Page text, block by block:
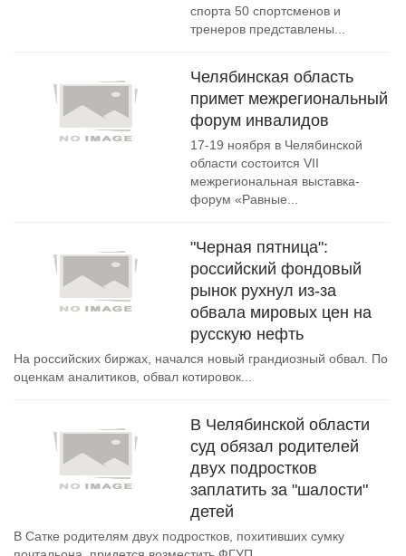
спорта 50 спортсменов и
тренеров представлены...
Челябинская область
примет межрегиональный
форум инвалидов
17-19 ноября в Челябинской
области состоится VII
межрегиональная выставка-
форум «Равные...
"Черная пятница":
российский фондовый
рынок рухнул из-за
обвала мировых цен на
русскую нефть
На российских биржах, начался новый грандиозный обвал. По
оценкам аналитиков, обвал котировок...
В Челябинской области
суд обязал родителей
двух подростков
заплатить за "шалости"
детей
В Сатке родителям двух подростков, похитивших сумку